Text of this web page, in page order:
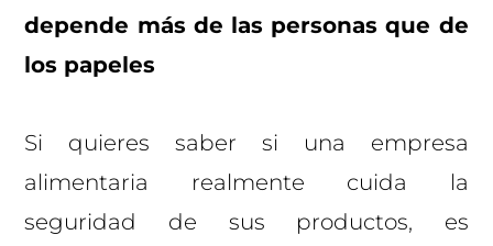
depende más de las personas que de
los papeles
Si quieres saber si una empresa
alimentaria realmente cuida la
seguridad de sus productos, es